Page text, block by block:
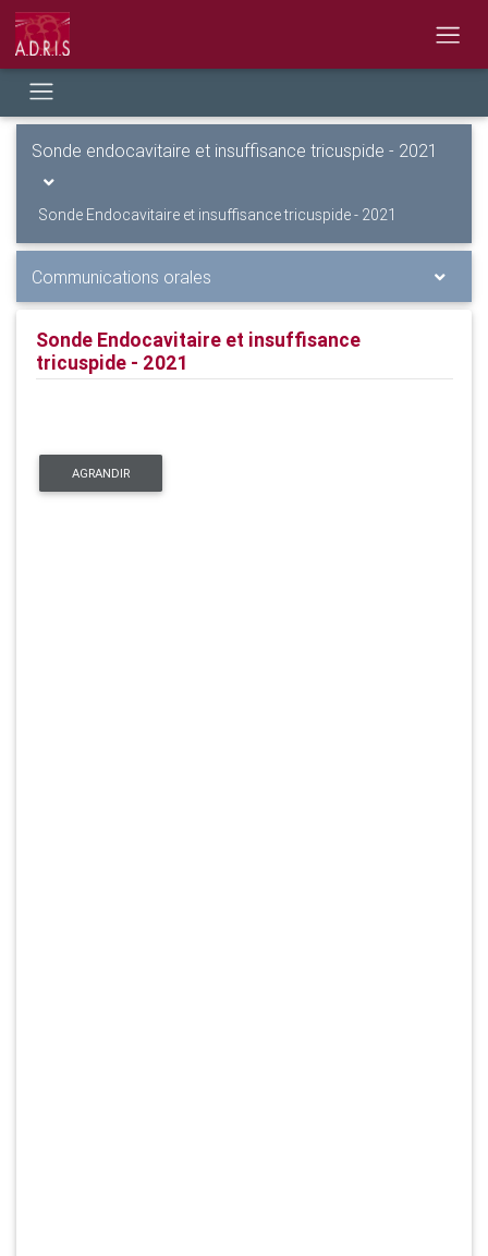
Sonde endocavitaire et insuffisance tricuspide - 2021
Sonde Endocavitaire et insuffisance tricuspide - 2021
Communications orales
Sonde Endocavitaire et insuffisance
tricuspide - 2021
AGRANDIR